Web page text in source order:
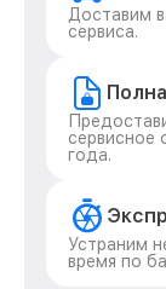
Доставим
сервиса.
сервисное
года.
Устраним
время по